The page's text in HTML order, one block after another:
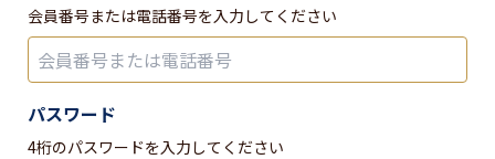
会員番号または電話番号を入力してください
パスワード
4桁のパスワードを入力してください